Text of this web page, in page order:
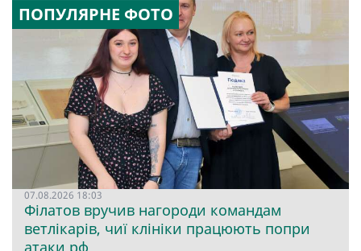
ПОПУЛЯРНЕ ФОТО
07.08.2026 18:03
Філатов вручив нагороди командам
ветлікарів, чиї клініки працюють попри
атаки рф